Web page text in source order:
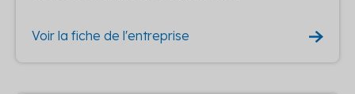
Voir la fiche de l'entreprise